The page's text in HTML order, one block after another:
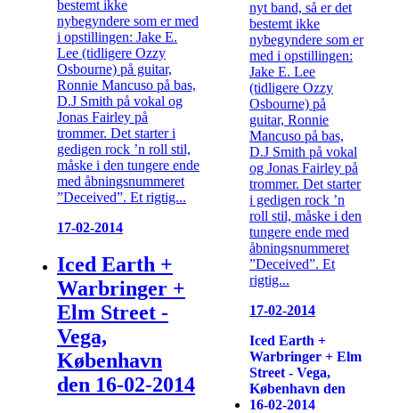
bestemt ikke
nybegyndere som er med
i opstillingen: Jake E.
Lee (tidligere Ozzy
Osbourne) på guitar,
Ronnie Mancuso på bas,
D.J Smith på vokal og
Jonas Fairley på
trommer. Det starter i
gedigen rock ’n roll stil,
måske i den tungere ende
med åbningsnummeret
”Deceived”. Et rigtig...
17-02-2014
Iced Earth +
Warbringer +
Elm Street -
Vega,
København
den 16-02-2014
nyt band, så er det
bestemt ikke
nybegyndere som er
med i opstillingen:
Jake E. Lee
(tidligere Ozzy
Osbourne) på
guitar, Ronnie
Mancuso på bas,
D.J Smith på vokal
og Jonas Fairley på
trommer. Det starter
i gedigen rock ’n
roll stil, måske i den
tungere ende med
åbningsnummeret
”Deceived”. Et
rigtig...
17-02-2014
Iced Earth +
Warbringer + Elm
Street - Vega,
København den
16-02-2014